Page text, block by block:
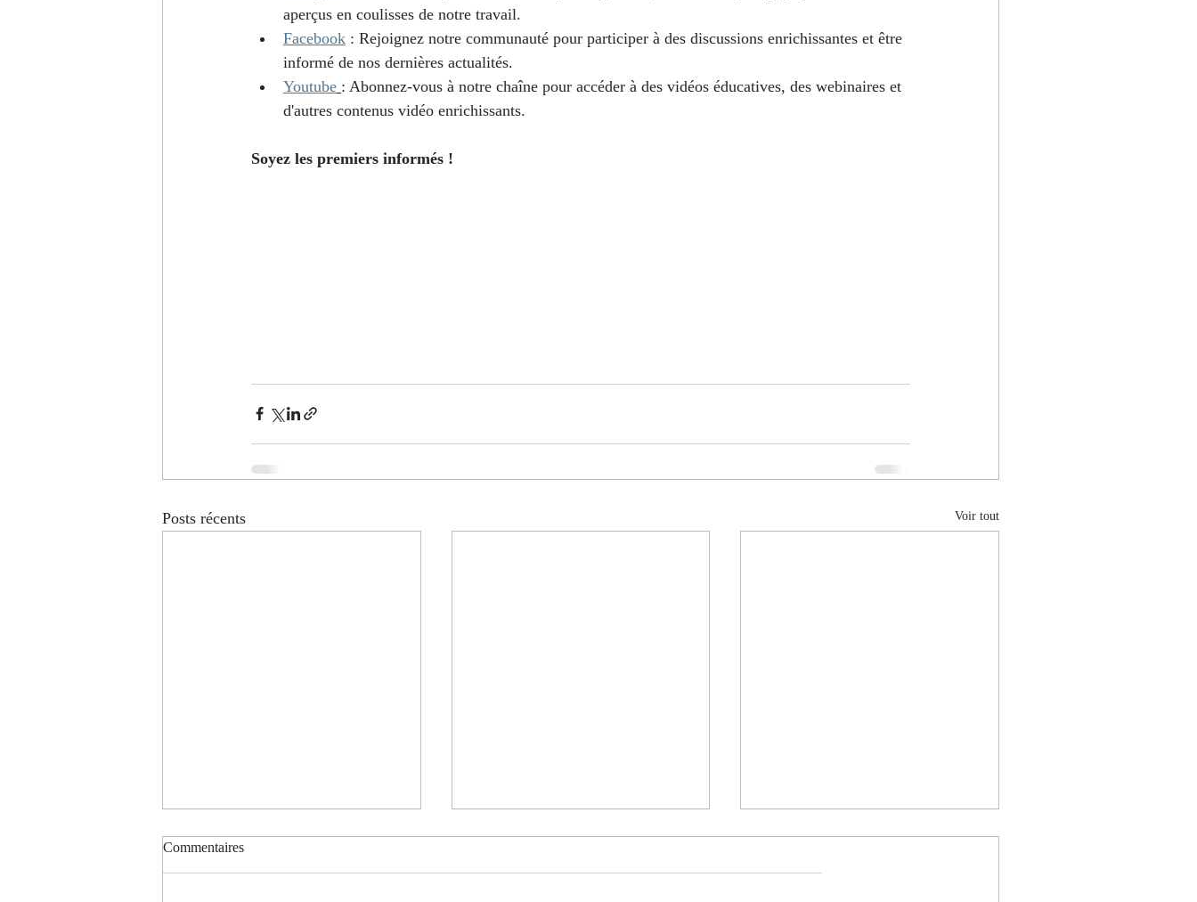
aperçus en coulisses de notre travail.
Facebook : Rejoignez notre communauté pour participer à des discussions enrichissantes et être
informé de nos dernières actualités.
Youtube : Abonnez-vous à notre chaîne pour accéder à des vidéos éducatives, des webinaires et
d'autres contenus vidéo enrichissants.
Soyez les premiers informés !
Posts récents Voir tout
Commentaires